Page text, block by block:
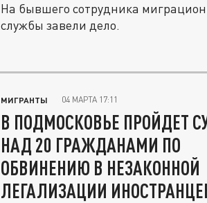
На бывшего сотрудника
службы завели дело.
МИГРАНТЫ 04 МАРТА 17:11
В ПОДМОСКОВЬЕ ПРОЙДЕТ
НАД 20 ГРАЖДАНАМИ ПО
ОБВИНЕНИЮ В НЕЗАКОННОЙ
ЛЕГАЛИЗАЦИИ